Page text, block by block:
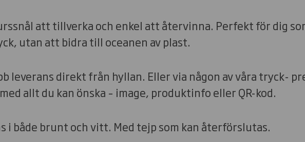
att tillverka och enkel att återvinna. Perfekt för dig
utan att bidra till oceanen av plast.
leverans direkt från hyllan. Eller via någon av våra tryck-
allt du kan önska – image, produktinfo eller QR-kod.
i både brunt och vitt. Med tejp som kan återförslutas.